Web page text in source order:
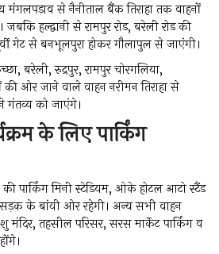
मंगलपड़ाव से नैनीताल बैंक तिराहा तक वाहनों
हल्द्वानी से रामपुर रोड, बरेली रोड की
गेट से बनभूलपुरा होकर गौलापुल से जाएंगी।
बरेली, रुद्रपुर, रामपुर चोरगलिया,
की ओर जाने वाले वाहन नरीमन तिराहा से
गंतव्य को जाएंगे।
के लिए पार्किंग
की पार्किंग मिनी स्टेडियम, ओके होटल आटो स्टैंड
के बांयी ओर रहेगी। अन्य सभी वाहन
तहसील परिसर, सरस मार्केट पार्किंग व